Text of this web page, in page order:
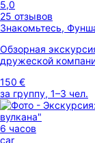
5,0
25 отзывов
Знакомьтесь,
Обзорная
дружеской
150 €
за группу, 1–3 чел.
6 часов
car